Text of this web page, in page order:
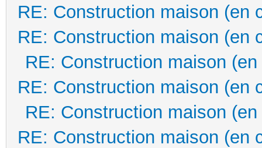
RE: Construction maison (en
RE: Construction maison (en
RE: Construction maison
RE: Construction maison (en
RE: Construction maison
RE: Construction maison (en